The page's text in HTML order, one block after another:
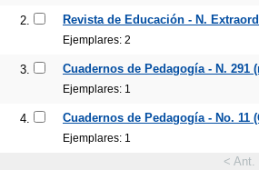
2. Revista de Educación - N.
Ejemplares: 2
3. Cuadernos de Pedagogía - N. 291
Ejemplares: 1
4. Cuadernos de Pedagogía - No. 11
Ejemplares: 1
< Ant.